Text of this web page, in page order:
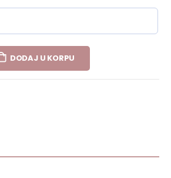
DODAJ U KORPU